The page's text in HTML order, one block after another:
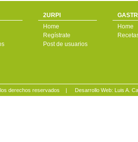
2URPI
Home
Regístrate
Post de usuarios
Home
los derechos reservados | Desarrollo Web: Luis